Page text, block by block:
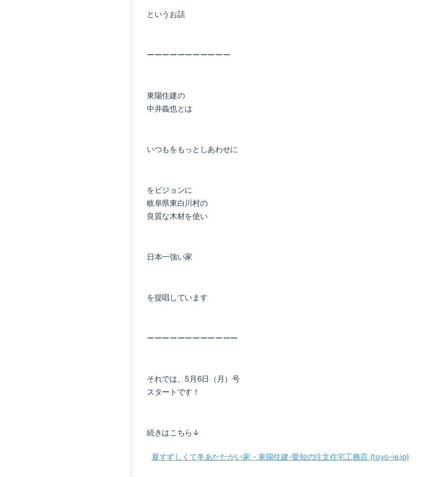
というお話
ーーーーーーーーーーー
東陽住建の
中井義也とは
いつもをもっとしあわせに
をビジョンに
岐阜県東白川村の
良質な木材を使い
日本一強い家
を提唱しています
ーーーーーーーーーーーー
それでは、5月6日（月）号
スタートです！
続きはこちら↓
夏すずしくて冬あたたかい家 - 東陽住建-愛知の注文住宅工務店 (toyo-ie.jp)